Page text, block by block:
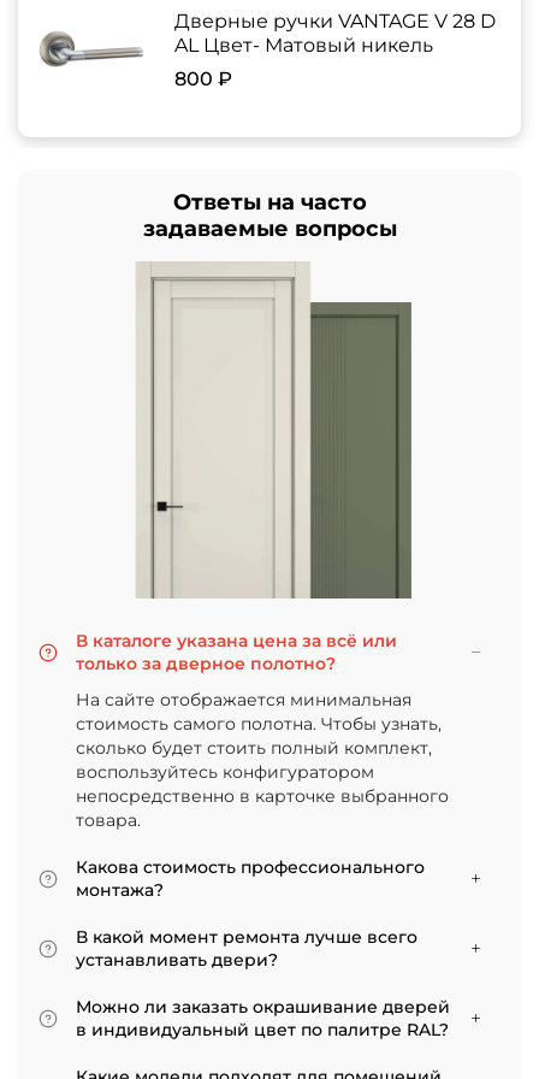
Дверные ручки VANTAGE V 28 D
AL Цвет- Матовый никель
800 ₽
Ответы на часто
задаваемые вопросы
В каталоге указана цена за всё или
только за дверное полотно?
На сайте отображается минимальная
стоимость самого полотна. Чтобы узнать,
сколько будет стоить полный комплект,
воспользуйтесь конфигуратором
непосредственно в карточке выбранного
товара.
Какова стоимость профессионального
монтажа?
Итоговая сумма зависит от типа отделки
двери и габаритов проема. Минимальная
цена за установку стандартной двери с
покрытием «экошпон» начинается от 5000
рублей.
В какой момент ремонта лучше всего
устанавливать двери?
Мы советуем приступать к монтажу после
того, как уложено напольное покрытие. В
противном случае из-за изменения уровня
пола полотно может не подойти по высоте, и
Можно ли заказать окрашивание дверей
в индивидуальный цвет по палитре RAL?